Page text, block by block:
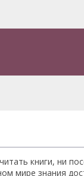
книги, ни
мире знания